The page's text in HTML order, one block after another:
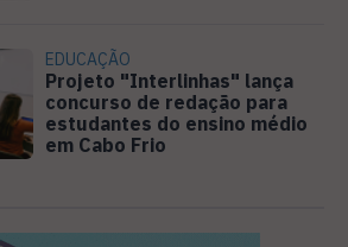
EDUCAÇÃO
Projeto "Interlinhas" lança
concurso de redação para
estudantes do ensino médio
em Cabo Frio